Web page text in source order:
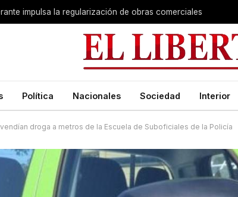
impulsa la regularización de obras comerciales
Política Nacionales Sociedad Interior
droga a metros de la Escuela de Suboficiales de la Policía